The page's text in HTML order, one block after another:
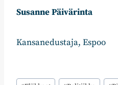
Susanne Päivärinta
Kansanedustaja, Espoo
Avainsanat: